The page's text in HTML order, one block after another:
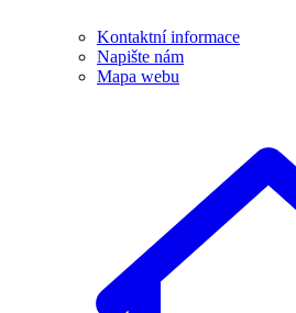
Kontaktní informace
Napište nám
Mapa webu